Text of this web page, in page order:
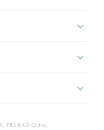
RADIO,Inc.